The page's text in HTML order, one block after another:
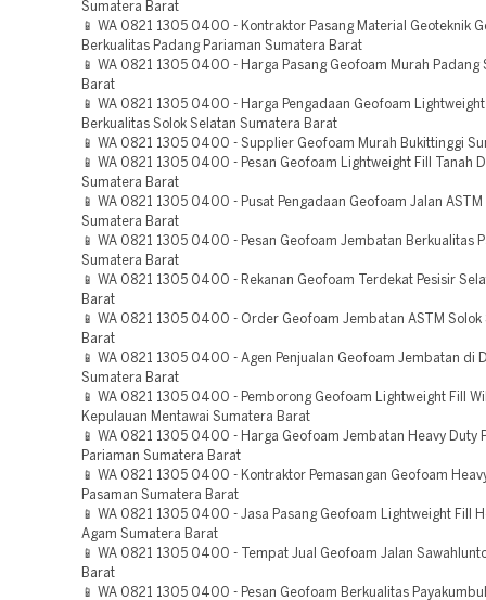
Sumatera Barat
📱 WA 0821 1305 0400 - Kontraktor Pasang Material Geoteknik
Berkualitas Padang Pariaman Sumatera Barat
📱 WA 0821 1305 0400 - Harga Pasang Geofoam Murah Padang
Barat
📱 WA 0821 1305 0400 - Harga Pengadaan Geofoam
Berkualitas Solok Selatan Sumatera Barat
📱 WA 0821 1305 0400 - Supplier Geofoam Murah Bukittinggi
📱 WA 0821 1305 0400 - Pesan Geofoam Lightweight Fill Tanah
Sumatera Barat
📱 WA 0821 1305 0400 - Pusat Pengadaan Geofoam Jalan ASTM
Sumatera Barat
📱 WA 0821 1305 0400 - Pesan Geofoam Jembatan Berkualitas
Sumatera Barat
📱 WA 0821 1305 0400 - Rekanan Geofoam Terdekat Pesisir
Barat
📱 WA 0821 1305 0400 - Order Geofoam Jembatan ASTM Solok
Barat
📱 WA 0821 1305 0400 - Agen Penjualan Geofoam Jembatan di
Sumatera Barat
📱 WA 0821 1305 0400 - Pemborong Geofoam Lightweight Fill
Kepulauan Mentawai Sumatera Barat
📱 WA 0821 1305 0400 - Harga Geofoam Jembatan Heavy Duty
Pariaman Sumatera Barat
📱 WA 0821 1305 0400 - Kontraktor Pemasangan Geofoam
Pasaman Sumatera Barat
📱 WA 0821 1305 0400 - Jasa Pasang Geofoam Lightweight Fill
Agam Sumatera Barat
📱 WA 0821 1305 0400 - Tempat Jual Geofoam Jalan
Barat
📱 WA 0821 1305 0400 - Pesan Geofoam Berkualitas